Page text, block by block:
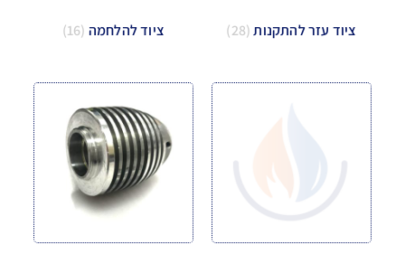
ציוד עזר להתקנות(28) ציוד להלחמה (16)